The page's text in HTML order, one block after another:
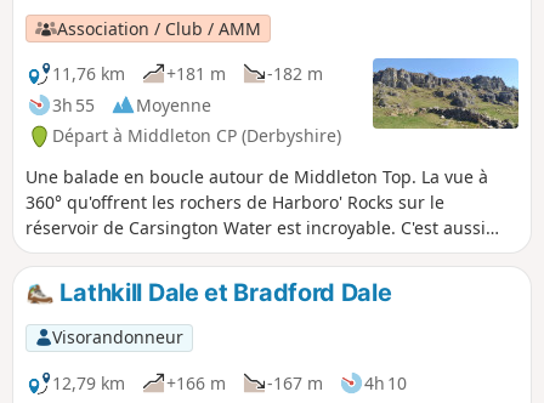
Association / Club / AMM
11,76 km
+181 m
-182 m
3h 55
Moyenne
Départ à Middleton CP (Derbyshire)
Une balade en boucle autour de Middleton Top. La vue à
360° qu'offrent les rochers de Harboro' Rocks sur le
réservoir de Carsington Water est incroyable. C'est aussi
l'occasion de voir de plus près les moulins à vent.
Lathkill Dale et Bradford Dale
Visorandonneur
12,79 km
+166 m -167 m
4h 10